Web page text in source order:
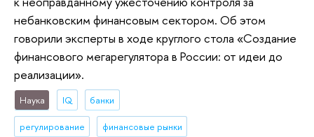
небанковским финансовым сектором. Об этом
говорили эксперты в ходе круглого стола «Создание
финансового мегарегулятора в России: от идеи до
реализации».
Наука IQ банки
регулирование финансовые рынки